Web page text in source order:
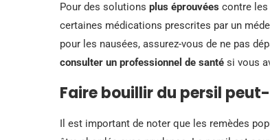
Pour des solutions plus éprouvées contre les
certaines médications prescrites par un
pour les nausées, assurez-vous de ne pas
consulter un professionnel de santé si vous
Faire bouillir du persil
Il est important de noter que les remèdes